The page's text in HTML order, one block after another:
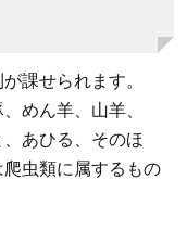
課せられます。
めん羊、山羊、
あひる、そのほ
虫類に属するもの